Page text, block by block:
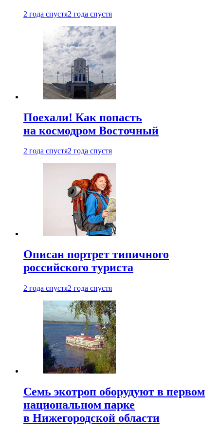
2 года спустя2 года спустя
Поехали! Как попасть
на космодром Восточный
2 года спустя2 года спустя
Описан портрет типичного
российского туриста
2 года спустя2 года спустя
Семь экотроп оборудуют в первом
национальном парке
в Нижегородской области